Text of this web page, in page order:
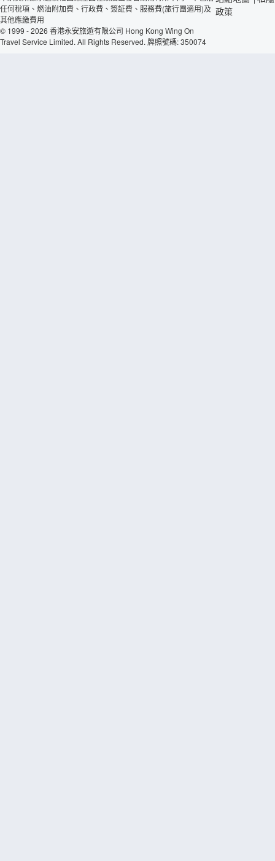
任何稅項、燃油附加費、行政費、簽証費、服務費(旅行團適用)及
其他應繳費用
© 1999 - 2026 香港永安旅遊有限公司 Hong Kong Wing On
Travel Service Limited. All Rights Reserved. 牌照號碼: 350074
政策